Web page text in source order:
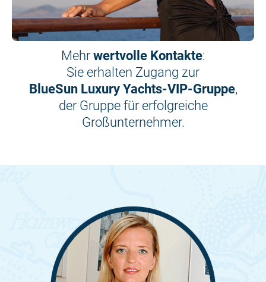
Mehr wertvolle Kontakte:
Sie erhalten Zugang zur
BlueSun Luxury Yachts-VIP-Gruppe,
der Gruppe für erfolgreiche
Großunternehmer.